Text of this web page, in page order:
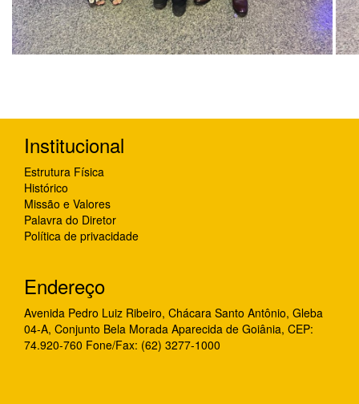
Institucional
Estrutura Física
Histórico
Missão e Valores
Palavra do Diretor
Política de privacidade
Endereço
Avenida Pedro Luiz Ribeiro, Chácara Santo Antônio, Gleba
04-A, Conjunto Bela Morada Aparecida de Goiânia, CEP:
74.920-760 Fone/Fax: (62) 3277-1000